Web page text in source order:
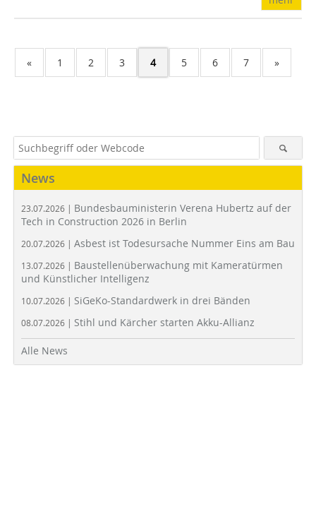
« 1 2 3 4 5 6 7 »
News
23.07.2026 | Bundesbauministerin Verena Hubertz auf der
Tech in Construction 2026 in Berlin
20.07.2026 | Asbest ist Todesursache Nummer Eins am Bau
13.07.2026 | Baustellenüberwachung mit Kameratürmen
und Künstlicher Intelligenz
10.07.2026 | SiGeKo-Standardwerk in drei Bänden
08.07.2026 | Stihl und Kärcher starten Akku-Allianz
Alle News